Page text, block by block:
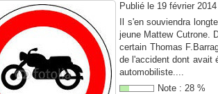
Publié le 19 février
Il s'en souviendra
jeune Mattew Cutrone.
certain Thomas
de l'accident dont avait
automobiliste....
Note : 28 %